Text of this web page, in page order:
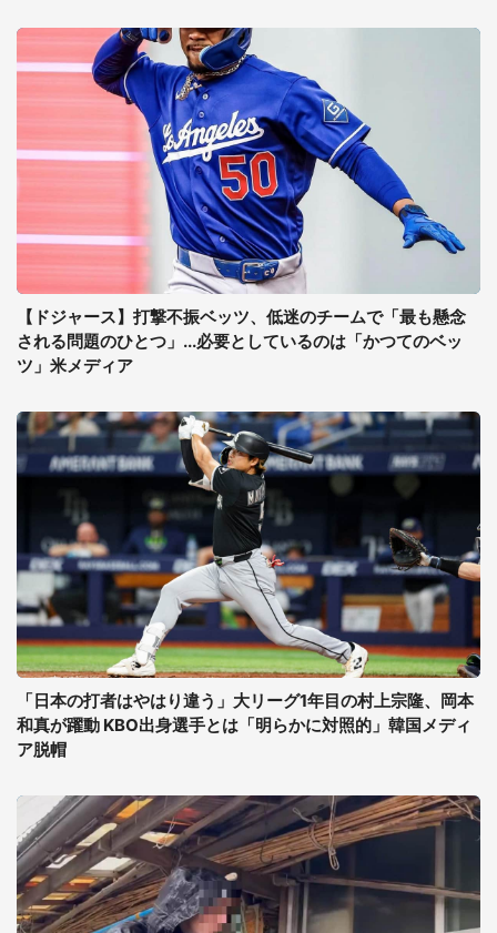
【ドジャース】打撃不振ベッツ、低迷のチームで「最も懸念
される問題のひとつ」...必要としているのは「かつてのベッ
ツ」米メディア
「日本の打者はやはり違う」大リーグ1年目の村上宗隆、岡本
和真が躍動 KBO出身選手とは「明らかに対照的」韓国メディ
ア脱帽